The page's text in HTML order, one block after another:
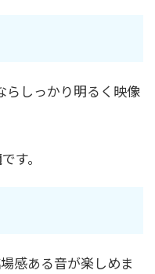
らしっかり明るく映像
です。
感ある音が楽しめま